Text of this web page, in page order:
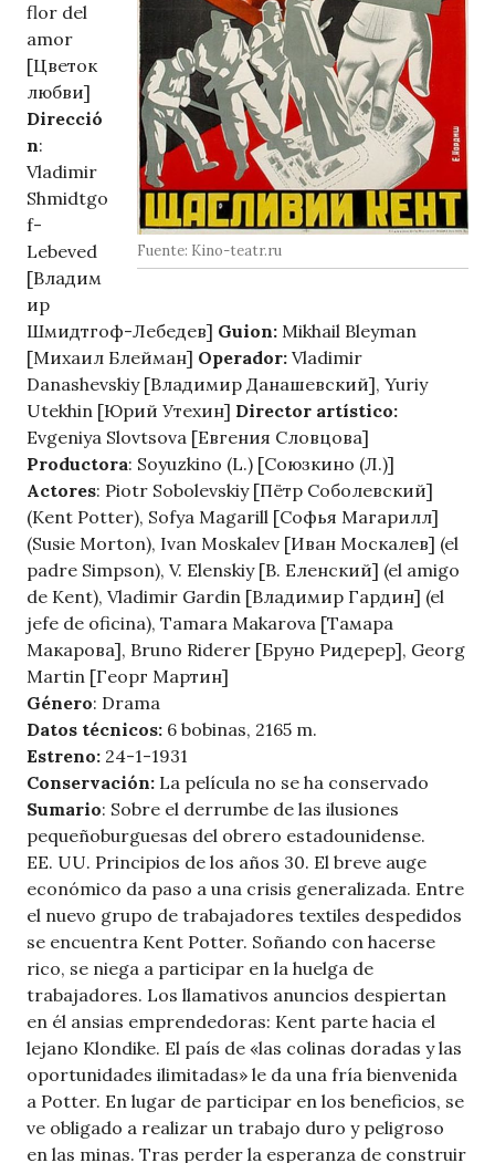
Fuente: Kino-teatr.ru
flor del
amor
[Цветок
любви]
Direcció
n:
Vladimir
Shmidtgo
f-
Lebeved
[Владим
ир
Шмидтгоф-Лебедев] Guion: Mikhail Bleyman
[Михаил Блейман] Operador: Vladimir
Danashevskiy [Владимир Данашевский], Yuriy
Utekhin [Юрий Утехин] Director artístico:
Evgeniya Slovtsova [Евгения Словцова]
Productora: Soyuzkino (L.) [Союзкино (Л.)]
Actores: Piotr Sobolevskiy [Пётр Соболевский]
(Kent Potter), Sofya Magarill [Софья Магарилл]
(Susie Morton), Ivan Moskalev [Иван Москалев] (el
padre Simpson), V. Elenskiy [В. Еленский] (el amigo
de Kent), Vladimir Gardin [Владимир Гардин] (el
jefe de oficina), Tamara Makarova [Тамара
Макарова], Bruno Riderer [Бруно Ридерер], Georg
Martin [Георг Мартин]
Género: Drama
Datos técnicos: 6 bobinas, 2165 m.
Estreno: 24-1-1931
Conservación: La película no se ha conservado
Sumario: Sobre el derrumbe de las ilusiones
pequeñoburguesas del obrero estadounidense.
EE. UU. Principios de los años 30. El breve auge
económico da paso a una crisis generalizada. Entre
el nuevo grupo de trabajadores textiles despedidos
se encuentra Kent Potter. Soñando con hacerse
rico, se niega a participar en la huelga de
trabajadores. Los llamativos anuncios despiertan
en él ansias emprendedoras: Kent parte hacia el
lejano Klondike. El país de «las colinas doradas y las
oportunidades ilimitadas» le da una fría bienvenida
a Potter. En lugar de participar en los beneficios, se
ve obligado a realizar un trabajo duro y peligroso
en las minas. Tras perder la esperanza de construir